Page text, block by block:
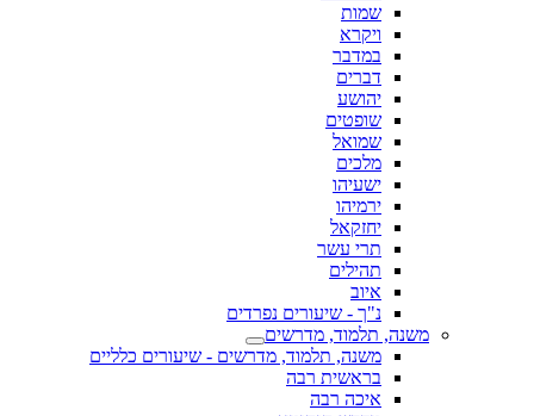
שמות
ויקרא
במדבר
דברים
יהושע
שופטים
שמואל
מלכים
ישעיהו
ירמיהו
יחזקאל
תרי עשר
תהילים
איוב
נ"ך - שיעורים נפרדים
משנה, תלמוד, מדרשים
משנה, תלמוד, מדרשים - שיעורים כלליים
בראשית רבה
איכה רבה